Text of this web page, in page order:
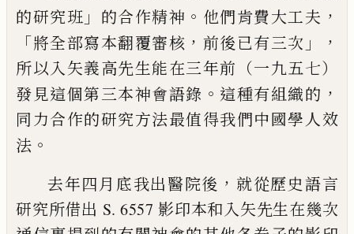
的研究班 」 的合作精神 。 他們肯費大工夫 ，
「將全部寫本翻覆審核 ， 前後已有三次 」，
所以入矢義高先生能在三年前（一九五七）
發見這個第三本神會語錄 。 這種有組織的 ，
同力合作的研究方法最值得我們中國學人效
法 。
去年四月底我出醫院後 ， 就從歷史語言
研究所借出 S. 6557 影印本和入矢先生在幾次